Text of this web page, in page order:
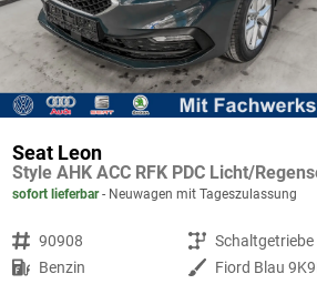
Seat Leon
Style AHK ACC RFK PDC Licht/
sofort lieferbar Neuwagen mit Tageszulassung
Fahrzeugnr. 90908 Getriebe Schaltgetriebe
Kraftstoff Benzin Außenfarbe Fiord Blau